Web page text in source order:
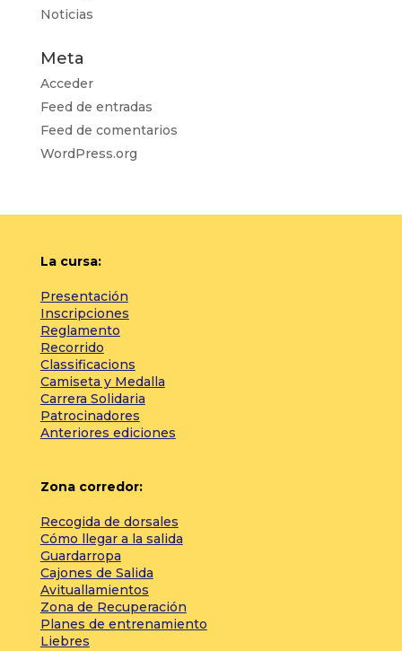
Noticias
Meta
Acceder
Feed de entradas
Feed de comentarios
WordPress.org
La cursa:
Presentación
Inscripciones
Reglamento
Recorrido
Classificacions
Camiseta y Medalla
Carrera Solidaria
Patrocinadores
Anteriores ediciones
Zona corredor:
Recogida de dorsales
Cómo llegar a la salida
Guardarropa
Cajones de Salida
Avituallamientos
Zona de Recuperación
Planes de entrenamiento
Liebres